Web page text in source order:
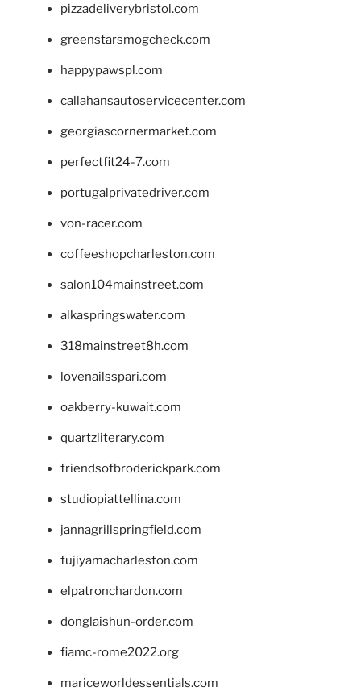
pizzadeliverybristol.com
greenstarsmogcheck.com
happypawspl.com
callahansautoservicecenter.com
georgiascornermarket.com
perfectfit24-7.com
portugalprivatedriver.com
von-racer.com
coffeeshopcharleston.com
salon104mainstreet.com
alkaspringswater.com
318mainstreet8h.com
lovenailsspari.com
oakberry-kuwait.com
quartzliterary.com
friendsofbroderickpark.com
studiopiattellina.com
jannagrillspringfield.com
fujiyamacharleston.com
elpatronchardon.com
donglaishun-order.com
fiamc-rome2022.org
mariceworldessentials.com